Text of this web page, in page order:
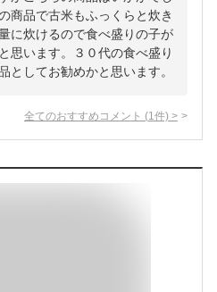
商品で古米もふっくらと炊き
に炊けるので食べ盛りの子が
思います。３０代の食べ盛り
としてお勧めかと思います。
全てのおすすめコメント (1 件) >